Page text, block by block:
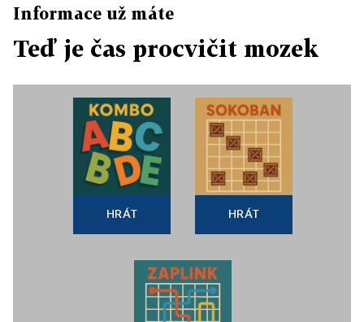
Informace už máte
Teď je čas procvičit mozek
HRÁT HRÁT